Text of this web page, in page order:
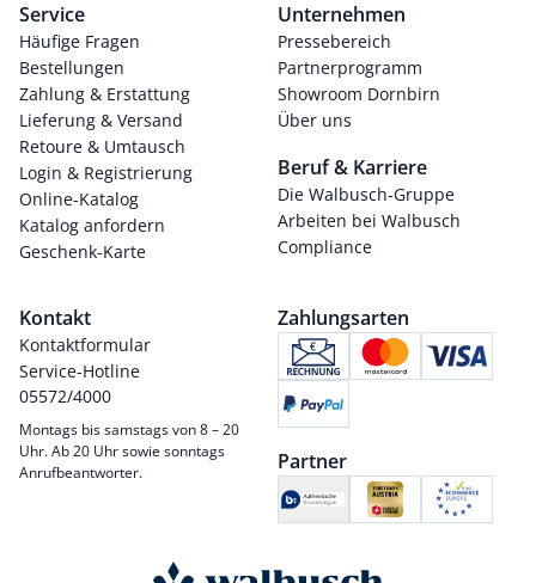
Service
Häufige Fragen
Bestellungen
Zahlung & Erstattung
Lieferung & Versand
Retoure & Umtausch
Login & Registrierung
Online-Katalog
Katalog anfordern
Geschenk-Karte
Unternehmen
Pressebereich
Partnerprogramm
Showroom Dornbirn
Über uns
Beruf & Karriere
Die Walbusch-Gruppe
Arbeiten bei Walbusch
Compliance
Kontakt
Kontaktformular
Service-Hotline
05572/4000
Montags bis samstags von 8 – 20
Uhr. Ab 20 Uhr sowie sonntags
Anrufbeantworter.
Zahlungsarten
Partner